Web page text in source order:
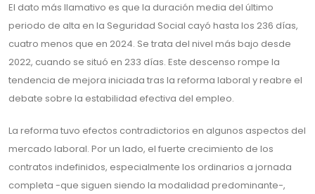
El dato más llamativo es que la duración media del último
periodo de alta en la Seguridad Social cayó hasta los 236 días,
cuatro menos que en 2024. Se trata del nivel más bajo desde
2022, cuando se situó en 233 días. Este descenso rompe la
tendencia de mejora iniciada tras la reforma laboral y reabre el
debate sobre la estabilidad efectiva del empleo.
La reforma tuvo efectos contradictorios en algunos aspectos del
mercado laboral. Por un lado, el fuerte crecimiento de los
contratos indefinidos, especialmente los ordinarios a jornada
completa -que siguen siendo la modalidad predominante-,